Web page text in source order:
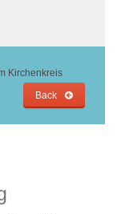
Kirchenkreis
Back